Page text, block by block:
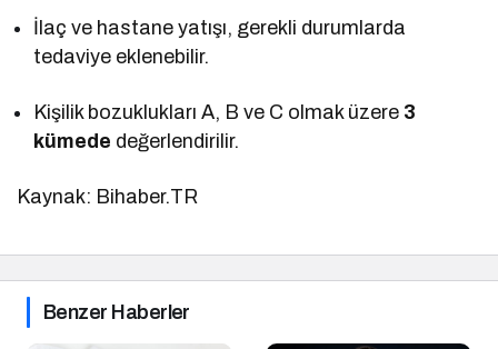
İlaç ve hastane yatışı, gerekli durumlarda
tedaviye eklenebilir.
Kişilik bozuklukları A, B ve C olmak üzere 3
kümede değerlendirilir.
Kaynak: Bihaber.TR
Benzer Haberler